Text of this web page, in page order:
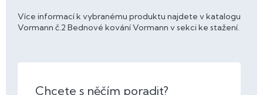
Více informací k vybranému produktu najdete v katalogu
Vormann č.2 Bednové kování Vormann v sekci ke stažení.